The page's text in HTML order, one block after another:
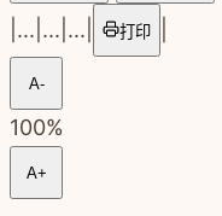
... ... ... 打印
A-
100%
A+